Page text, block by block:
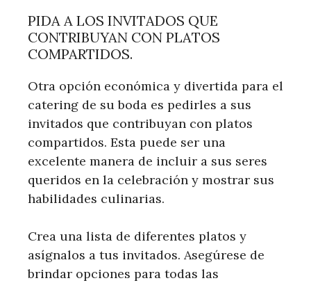
PIDA A LOS INVITADOS QUE
CONTRIBUYAN CON PLATOS
COMPARTIDOS.
Otra opción económica y divertida para el
catering de su boda es pedirles a sus
invitados que contribuyan con platos
compartidos. Esta puede ser una
excelente manera de incluir a sus seres
queridos en la celebración y mostrar sus
habilidades culinarias.
Crea una lista de diferentes platos y
asígnalos a tus invitados. Asegúrese de
brindar opciones para todas las